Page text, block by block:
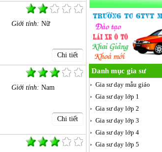
Giới tính: Nữ
Chi tiết
Giới tính: Nam
Chi tiết
Danh mục gia sư
Gia sư dạy mẫu giáo
Gia sư dạy lớp 1
Gia sư dạy lớp 2
Gia sư dạy lớp 3
Gia sư dạy lớp 4
Gia sư dạy lớp 5